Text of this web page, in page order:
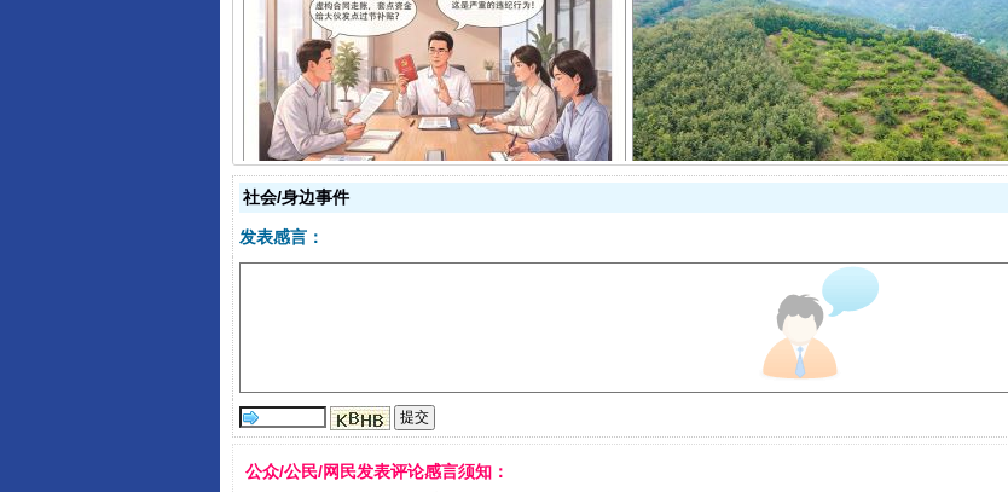
揭开“小金库”的免责幌子 以产业富民促振兴
受贿1.44亿！段成刚被判无期 从幼儿园到大学，有这些资助
社会/身边事件
发表感言：
公众/公民/网民发表评论感言须知：